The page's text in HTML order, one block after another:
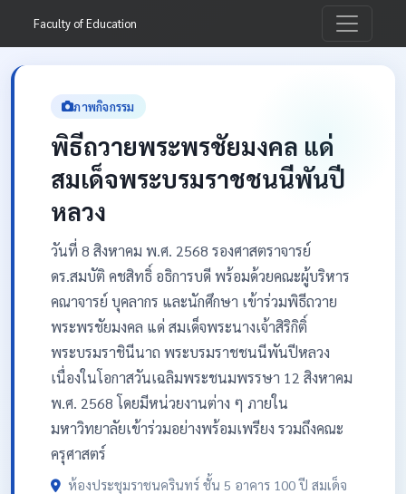
Faculty of Education
ภาพกิจกรรม
พิธีถวายพระพรชัยมงคล แด่
สมเด็จพระบรมราชชนนีพันปี
หลวง
วันที่ 8 สิงหาคม พ.ศ. 2568 รองศาสตราจารย์
ดร.สมบัติ คชสิทธิ์ อธิการบดี พร้อมด้วยคณะผู้บริหาร
คณาจารย์ บุคลากร และนักศึกษา เข้าร่วมพิธีถวาย
พระพรชัยมงคล แด่ สมเด็จพระนางเจ้าสิริกิติ์
พระบรมราชินีนาถ พระบรมราชชนนีพันปีหลวง
เนื่องในโอกาสวันเฉลิมพระชนมพรรษา 12 สิงหาคม
พ.ศ. 2568 โดยมีหน่วยงานต่าง ๆ ภายใน
มหาวิทยาลัยเข้าร่วมอย่างพร้อมเพรียง รวมถึงคณะ
ครุศาสตร์
ห้องประชุมราชนครินทร์ ชั้น 5 อาคาร 100 ปี สมเด็จ